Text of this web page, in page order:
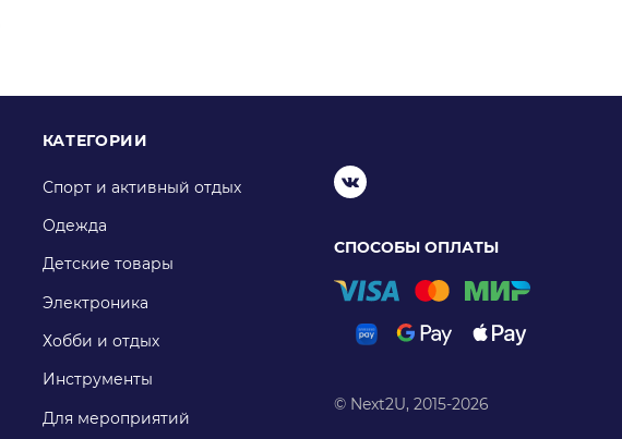
КАТЕГОРИИ
Спорт и активный отдых
Одежда
Детские товары
Электроника
Хобби и отдых
Инструменты
Для мероприятий
СПОСОБЫ ОПЛАТЫ
© Next2U, 2015-2026